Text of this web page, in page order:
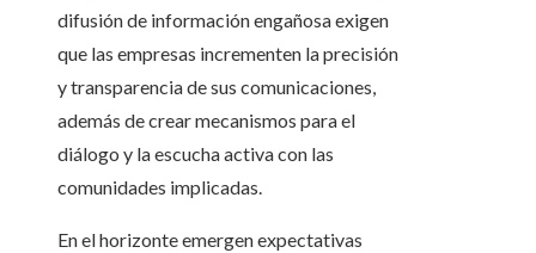
difusión de información engañosa exigen
que las empresas incrementen la precisión
y transparencia de sus comunicaciones,
además de crear mecanismos para el
diálogo y la escucha activa con las
comunidades implicadas.
En el horizonte emergen expectativas